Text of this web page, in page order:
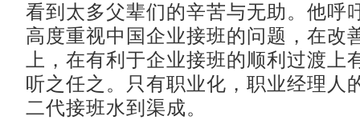
看到太多父辈们的辛苦与无助。他呼
高度重视中国企业接班的问题，在改
上，在有利于企业接班的顺利过渡上
听之任之。只有职业化，职业经理人
二代接班水到渠成。